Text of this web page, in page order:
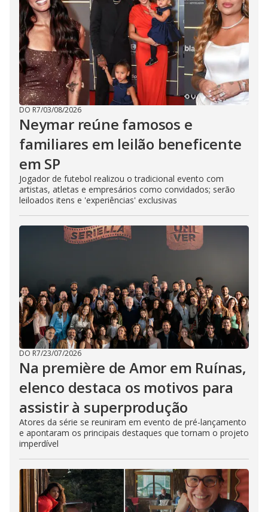
DO R7/03/08/2026
Neymar reúne famosos e
familiares em leilão beneficente
em SP
Jogador de futebol realizou o tradicional evento com
artistas, atletas e empresários como convidados; serão
leiloados itens e 'experiências' exclusivas
DO R7/23/07/2026
Na première de Amor em Ruínas,
elenco destaca os motivos para
assistir à superprodução
Atores da série se reuniram em evento de pré-lançamento
e apontaram os principais destaques que tornam o projeto
imperdível